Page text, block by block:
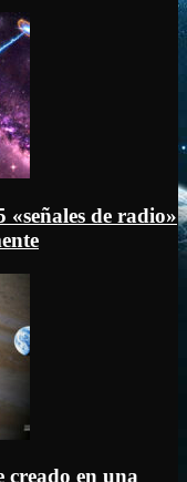
«señales de radio»
creado en una